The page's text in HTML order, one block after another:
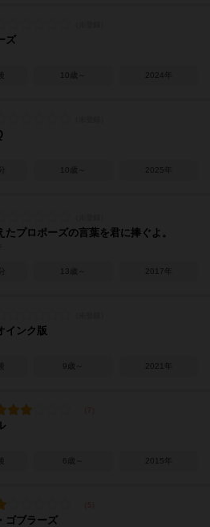
ズ
10歳～ 2024年
10歳～ 2025年
たプロポーズの言葉を君に捧ぐよ。
13歳～ 2017年
インク版
9歳～ 2021年
6歳～ 2015年
ゴブラーズ